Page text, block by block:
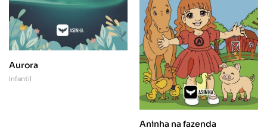
Aurora
Infantil
Aninha na fazenda